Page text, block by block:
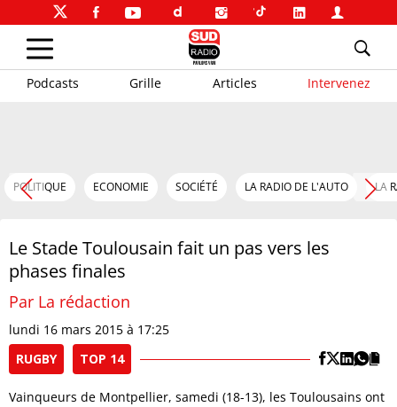
Podcasts Grille Articles Intervenez
POLITIQUE ECONOMIE SOCIÉTÉ LA RADIO DE L'AUTO LA
Le Stade Toulousain fait un pas vers les
phases finales
Par La rédaction
lundi 16 mars 2015 à 17:25
RUGBY
TOP 14
Vainqueurs de Montpellier, samedi (18-13), les Toulousains ont